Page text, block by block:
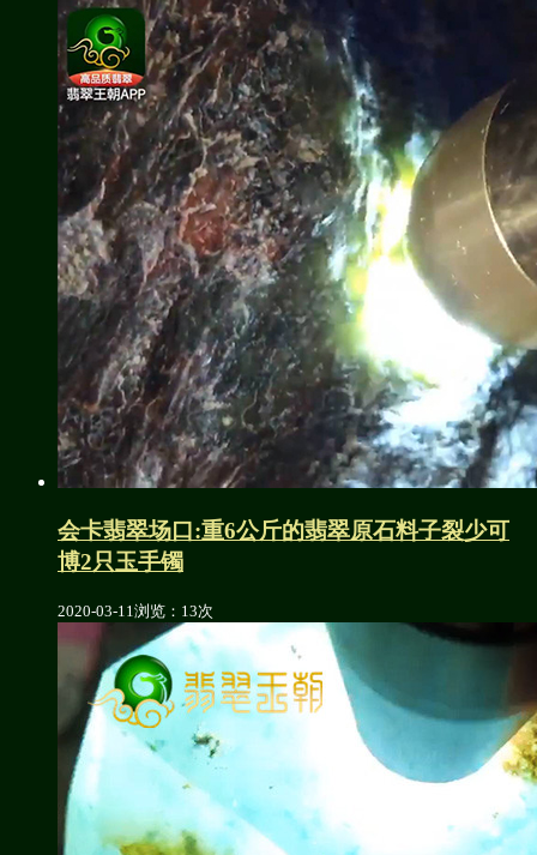
会卡翡翠场口:重6公斤的翡翠原石料子裂少可
博2只玉手镯
2020-03-11浏览：13次